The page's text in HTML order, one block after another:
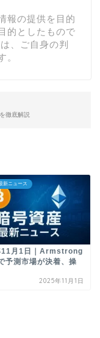
報の提供を目的
的としたもので
、ご自身の判
。
徹底解説
新ニュース
月1日｜Armstrong
予測市場が決着、操
2025年11月1日